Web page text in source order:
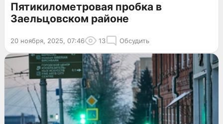
Пятикилометровая пробка в
Заельцовском районе
20 ноября, 2025, 07:46 13 Обсудить